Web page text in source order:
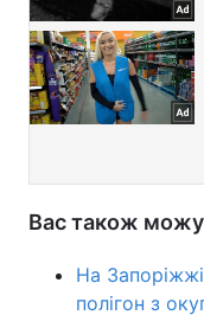
Вас також
На
полігон з